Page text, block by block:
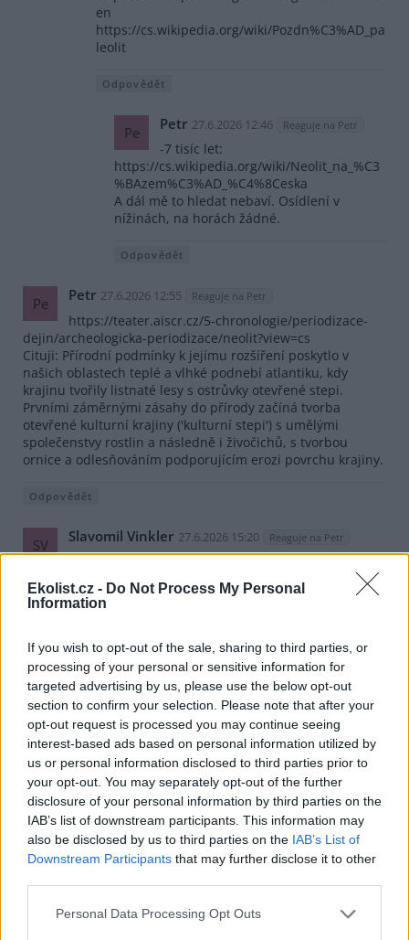
Ekolist.cz - Do Not Process My Personal
Information
If you wish to opt-out of the sale, sharing to third parties, or
processing of your personal or sensitive information for
targeted advertising by us, please use the below opt-out
section to confirm your selection. Please note that after your
opt-out request is processed you may continue seeing
interest-based ads based on personal information utilized by
us or personal information disclosed to third parties prior to
your opt-out. You may separately opt-out of the further
disclosure of your personal information by third parties on the
IAB’s list of downstream participants. This information may
also be disclosed by us to third parties on the IAB’s List of
Downstream Participants that may further disclose it to other
Personal Data Processing Opt Outs
en
https://cs.wikipedia.org/wiki/Pozdn%C3%AD_pa
leolit
Odpovědět
Pe Petr 27.6.2026 12:46 Reaguje na Petr
-7 tisíc let:
https://cs.wikipedia.org/wiki/Neolit_na_%C3
%BAzem%C3%AD_%C4%8Ceska
A dál mě to hledat nebaví. Osídlení v
nížinách, na horách žádné.
Odpovědět
Pe Petr 27.6.2026 12:55 Reaguje na Petr
https://teater.aiscr.cz/5-chronologie/periodizace-
dejin/archeologicka-periodizace/neolit?view=cs
Cituji: Přírodní podmínky k jejímu rozšíření poskytlo v
našich oblastech teplé a vlhké podnebí atlantiku, kdy
krajinu tvořily listnaté lesy s ostrůvky otevřené stepi.
Prvními záměrnými zásahy do přírody začíná tvorba
otevřené kulturní krajiny ('kulturní stepi') s umělými
společenstvy rostlin a následně i živočichů, s tvorbou
ornice a odlesňováním podporujícím erozi povrchu krajiny.
Odpovědět
SV Slavomil Vinkler 27.6.2026 15:20 Reaguje na Petr
sběrači?
Nejvíce koně, kde se koně pásli v letě? Na horách.
Sasanka narcisokvětá je typicky květiny mamutí stepi.
prirodu-nebo-muzeum-polemika-nad-evropskym-planem-
obnovy-prirody
Už mě to fakt nebaví ty vaše úhybné manévry, až lži.
Odpovědět
Pe Petr 27.6.2026 17:01 Reaguje na Slavomil Vinkler
Co se vám nehodí je úhybný manévr, a odkazy jsou
lži :-)
Odpovědět
Pe
takového nebylo. A mamutí step už vůbec ne, ta zmizela s